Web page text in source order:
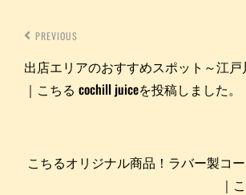
PREVIOUS
出店エリアのおすすめスポット～江戸
｜こちる cochill juiceを投稿しました。
こちるオリジナル商品！ラバー製コ
｜